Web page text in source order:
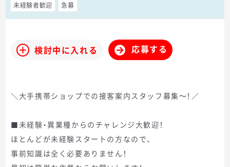
未経験者歓迎 急募
検討中に入れる 応募する
＼大手携帯ショップでの接客案内スタッフ募集～！／
■未経験・異業種からのチャレンジ大歓迎！
ほとんどが未経験スタートの方なので、
事前知識は全く必要ありません！